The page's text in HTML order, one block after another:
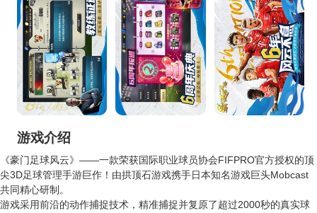
游戏介绍
《豪门足球风云》——一款荣获国际职业球员协会FIFPRO官方授权的顶
尖3D足球管理手游巨作！由拱顶石游戏携手日本知名游戏巨头Mobcast
共同精心研制。
游戏采用前沿的动作捕捉技术，精准捕捉并复原了超过2000秒的真实球